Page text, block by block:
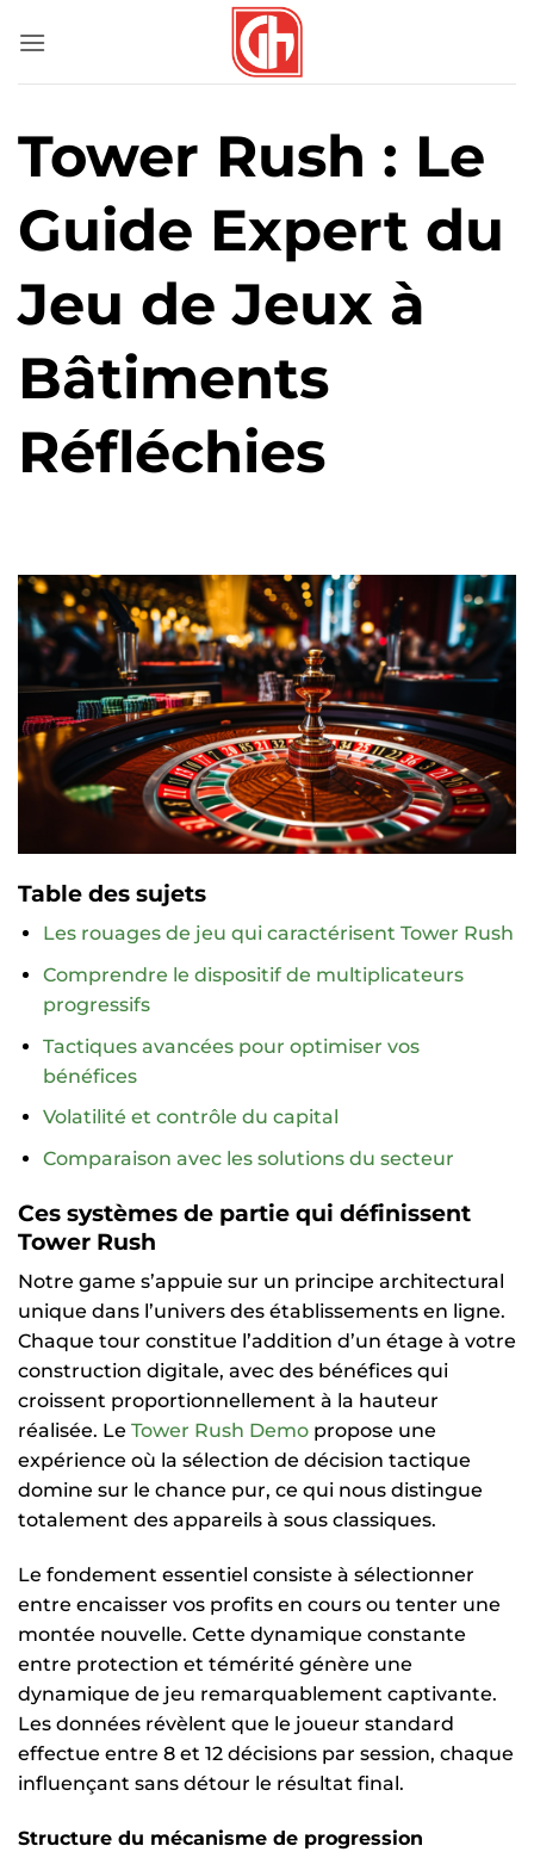
qua
Tower Rush : Le
Guide Expert du
Jeu de Jeux à
Bâtiments
Réfléchies
Table des sujets
Les rouages de jeu qui caractérisent Tower Rush
Comprendre le dispositif de multiplicateurs
progressifs
Tactiques avancées pour optimiser vos
bénéfices
Volatilité et contrôle du capital
Comparaison avec les solutions du secteur
Ces systèmes de partie qui définissent
Tower Rush
Notre game s’appuie sur un principe architectural
unique dans l’univers des établissements en ligne.
Chaque tour constitue l’addition d’un étage à votre
construction digitale, avec des bénéfices qui
croissent proportionnellement à la hauteur
réalisée. Le Tower Rush Demo propose une
expérience où la sélection de décision tactique
domine sur le chance pur, ce qui nous distingue
totalement des appareils à sous classiques.
Le fondement essentiel consiste à sélectionner
entre encaisser vos profits en cours ou tenter une
montée nouvelle. Cette dynamique constante
entre protection et témérité génère une
dynamique de jeu remarquablement captivante.
Les données révèlent que le joueur standard
effectue entre 8 et 12 décisions par session, chaque
influençant sans détour le résultat final.
Structure du mécanisme de progression